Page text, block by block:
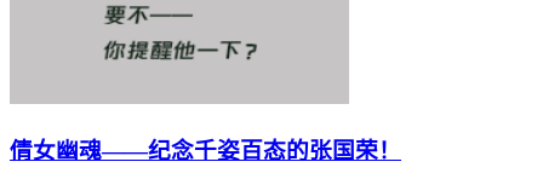
倩女幽魂——纪念千姿百态的张国荣！